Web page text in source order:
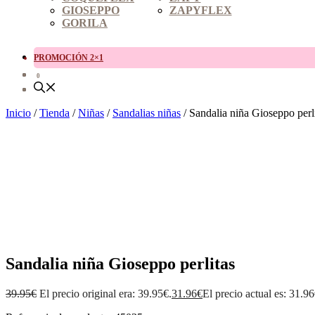
GIOSEPPO
GORILA
ZAPYFLEX
PROMOCIÓN 2×1
0
Inicio /Tienda /Niñas / Sandalias niñas / Sandalia niña Gioseppo
Sandalia niña Gioseppo perlitas
39.95€ El precio original era: 39.95€.31.96€El precio actual es: